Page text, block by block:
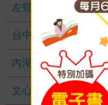
左營店
台中秀泰店
內湖大潤發
文心店